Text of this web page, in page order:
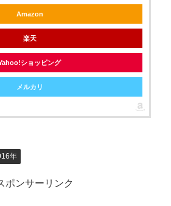
Amazon
楽天
ショッピング
メルカリ
年
ポンサーリンク